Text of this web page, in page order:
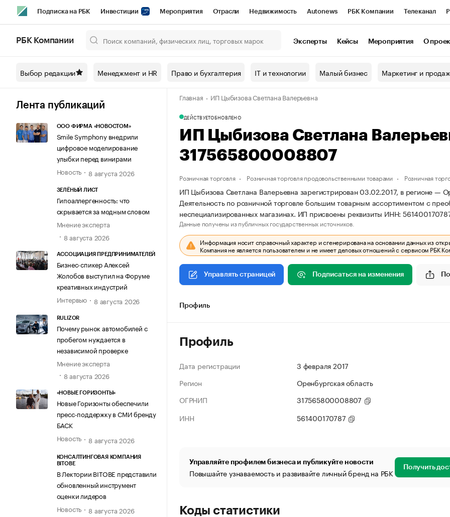
Подписка на РБК Инвестиции Мероприятия Отрасли Недвижимость Autonews РБК Компании Телеканал
Спецпроекты СПб Конференции СПб Спецпроекты Проверка контрагентов
Технологии и медиа Рынок наличной валюты
РБК Компании Эксперты Кейсы Мероприятия О
Выбор редакции Менеджмент и HR Право и бухгалтерия IT и технологии Малый бизнес Маркетинг и
Лента публикаций
ООО ФИРМА «НОВОСТОМ»
Smile Symphony внедрили
цифровое моделирование
улыбки перед винирами
Новость
8 августа 2026
ЗЕЛЁНЫЙ ЛИСТ
Гипоаллергенность: что
скрывается за модным словом
Мнение эксперта
8 августа 2026
АССОЦИАЦИЯ ПРЕДПРИНИМАТЕЛЕЙ
Бизнес-спикер Алексей
Жолобов выступил на Форуме
креативных индустрий
Интервью
8 августа 2026
RULIZOR
Почему рынок автомобилей с
пробегом нуждается в
независимой проверке
Мнение эксперта
8 августа 2026
«НОВЫЕ ГОРИЗОНТЫ»
Новые Горизонты обеспечили
пресс-поддержку в СМИ бренду
БАСК
Новость
8 августа 2026
КОНСАЛТИНГОВАЯ КОМПАНИЯ
BITOBE
В Лектории BITOBE представили
обновленный инструмент
оценки лидеров
Новость
8 августа 2026
Главная ИП Цыбизова Светлана Валерьевна
ДЕЙСТВУЕТОБНОВЛЕНО
ИП Цыбизова Светлана
317565800008807
Розничная торговля Розничная торговля продовольственными товарами Розничная
ИП Цыбизова Светлана Валерьевна зарегистрирован 03.02.2017, в регионе —
Деятельность по розничной торговле большим товарным ассортиментом с
неспециализированных магазинах. ИП присвоены реквизиты ИНН:
Данные получены из публичных государственных источников.
Информация носит справочный характер и сгенерирована на основании данных из
Компания не является пользователем и не имеет деловых отношений с сервисом РБК
Управлять страницей Подписаться на изменения
Профиль
Профиль
Дата регистрации
3 февраля 2017
Регион
Оренбургская область
ОГРНИП
317565800008807
ИНН
561400170787
Управляйте профилем бизнеса и публикуйте новости
Повышайте узнаваемость и развивайте личный бренд на РБК Получить
Коды статистики